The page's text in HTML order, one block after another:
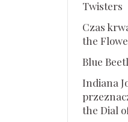
Twisters
Czas
the
Blue
Indiana
the Dial